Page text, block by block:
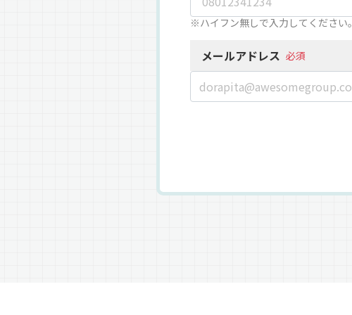
※ハイフン無しで入力してください。
メールアドレス 必須